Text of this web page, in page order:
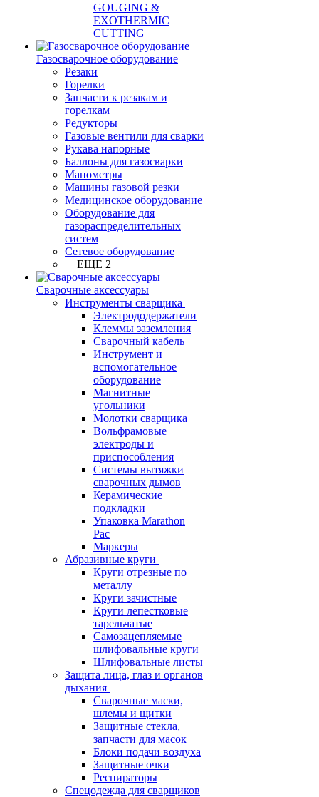
GOUGING &
EXOTHERMIC
CUTTING
Газосварочное оборудование
Резаки
Горелки
Запчасти к резакам и
горелкам
Редукторы
Газовые вентили для сварки
Рукава напорные
Баллоны для газосварки
Манометры
Машины газовой резки
Медицинское оборудование
Оборудование для
газораспределительных
систем
Сетевое оборудование
+ ЕЩЕ 2
Сварочные аксессуары
Инструменты сварщика
Электрододержатели
Клеммы заземления
Сварочный кабель
Инструмент и
вспомогательное
оборудование
Магнитные
угольники
Молотки сварщика
Вольфрамовые
электроды и
приспособления
Системы вытяжки
сварочных дымов
Керамические
подкладки
Упаковка Marathon
Pac
Маркеры
Абразивные круги
Круги отрезные по
металлу
Круги зачистные
Круги лепестковые
тарельчатые
Самозацепляемые
шлифовальные круги
Шлифовальные листы
Защита лица, глаз и органов
дыхания
Сварочные маски,
шлемы и щитки
Защитные стекла,
запчасти для масок
Блоки подачи воздуха
Защитные очки
Респираторы
Спецодежда для сварщиков